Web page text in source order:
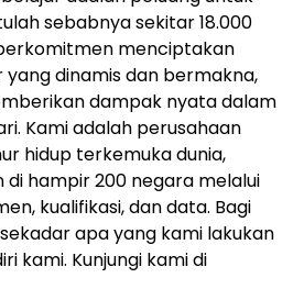
sebabnya sekitar 18.000
menciptakan
dinamis dan bermakna,
dampak nyata dalam
Kami adalah perusahaan
hidup terkemuka dunia,
hampir 200 negara melalui
kualifikasi, dan data. Bagi
apa yang kami lakukan
kami. Kunjungi kami di